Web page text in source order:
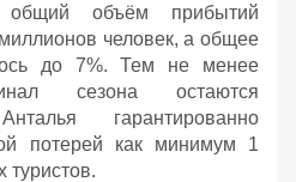
общий объём прибытий
человек, а общее
до 7%. Тем не менее
сезона остаются
гарантированно
потерей как минимум 1
туристов.